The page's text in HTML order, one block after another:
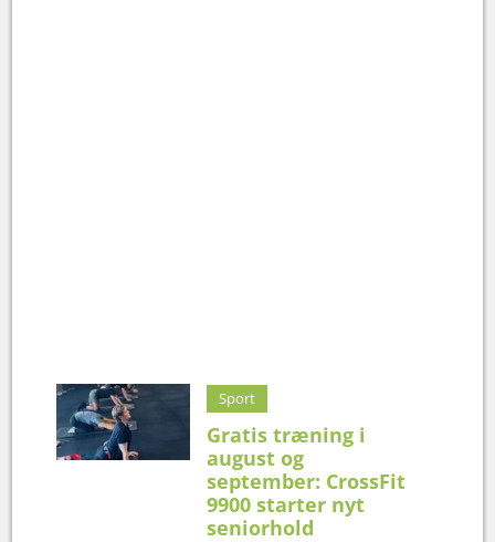
Sport
Gratis træning i
august og
september: CrossFit
9900 starter nyt
seniorhold